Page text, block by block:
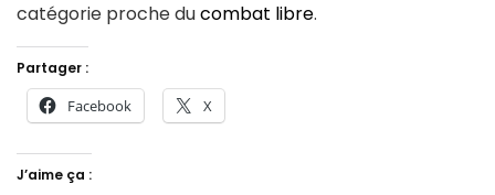
catégorie proche ducombat libre.
Partager :
Facebook X
J’aime ça :